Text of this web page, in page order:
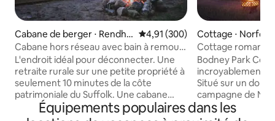
Cabane de berger ⋅ Rendha
m
Évaluation moyenne sur la
4,91 (300)
Cabane hors réseau avec bain à remous
de luxe à la ferme
L'endroit idéal pour déconnecter. Une
retraite rurale sur une petite propriété à
seulement 10 minutes de la côte
patrimoniale du Suffolk. Une cabane
avec votre propre bain à remous
extérieur privé : fonctionne comme un
Cottage ⋅ Norfolk
Cottage
parc privé
Bodney Park
incroyablement
Situé sur un
campagne de
récemment
les plus élevées,
Équipements populaires dans les